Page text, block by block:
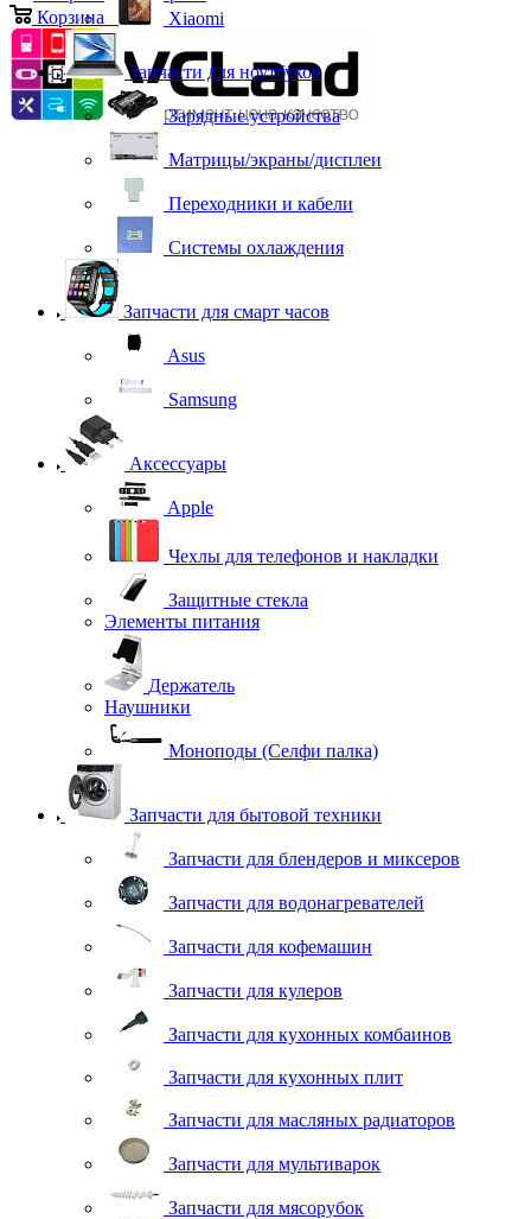
Корзина
Xiaomi
Запчасти для ноутбуков
Зарядные устройства
Матрицы/экраны/дисплеи
Переходники и кабели
Системы охлаждения
Запчасти для смарт часов
Asus
Samsung
Аксессуары
Apple
Чехлы для телефонов и накладки
Защитные стекла
Элементы питания
Держатель
Наушники
Моноподы (Селфи палка)
Запчасти для бытовой техники
Запчасти для блендеров и миксеров
Запчасти для водонагревателей
Запчасти для кофемашин
Запчасти для кулеров
Запчасти для кухонных комбаинов
Запчасти для кухонных плит
Запчасти для масляных радиаторов
Запчасти для мультиварок
Запчасти для мясорубок